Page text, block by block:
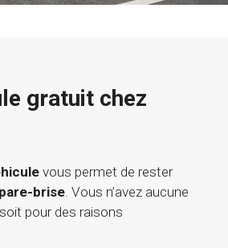
gratuit chez
vous permet de rester
pare-brise. Vous n’avez aucune
pour des raisons